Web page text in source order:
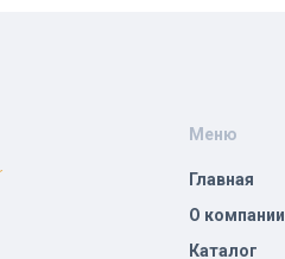
Меню
О компании
Каталог
Главная